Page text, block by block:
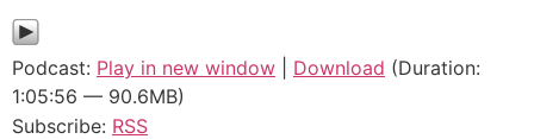
Podcast: Play in new window Download (Duration:
1:05:56 — 90.6MB)
Subscribe: RSS